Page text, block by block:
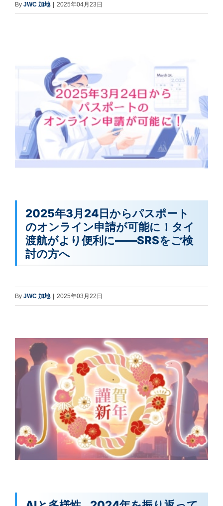
By JWC 加地 | 2025年04月23日
2025年3月24日からパスポート
のオンライン申請が可能に！タイ
渡航がより便利に――SRSをご検
討の方へ
By JWC 加地 2025年03月22日